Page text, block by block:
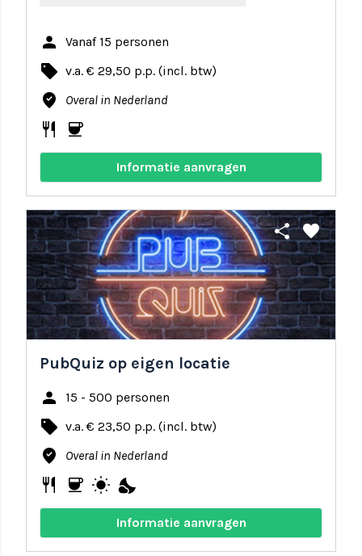
person Vanaf 15 personen
local_offer v.a. € 29,50 p.p. (incl. btw)
where_to_vote Overal in Nederland
restaurant coffee
Informatie aanvragen
share favorite
PubQuiz op eigen locatie
person 15 - 500 personen
local_offer v.a. € 23,50 p.p. (incl. btw)
where_to_vote Overal in Nederland
restaurant coffee wb_sunny nights_stay
Informatie aanvragen